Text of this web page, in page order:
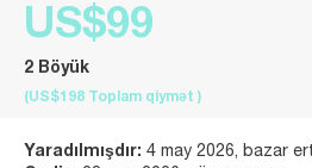
US$99
2 Böyük
(US$198 Toplam qiymət )
Yaradılmışdır: 4 may 2026, bazar